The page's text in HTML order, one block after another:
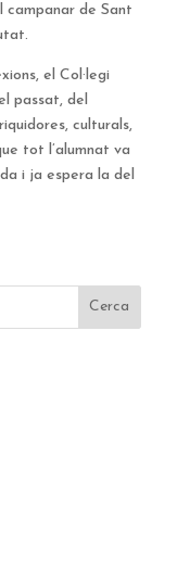
campanar de Sant
el Col·legi
passat, del
culturals,
tot l’alumnat va
i ja espera la del